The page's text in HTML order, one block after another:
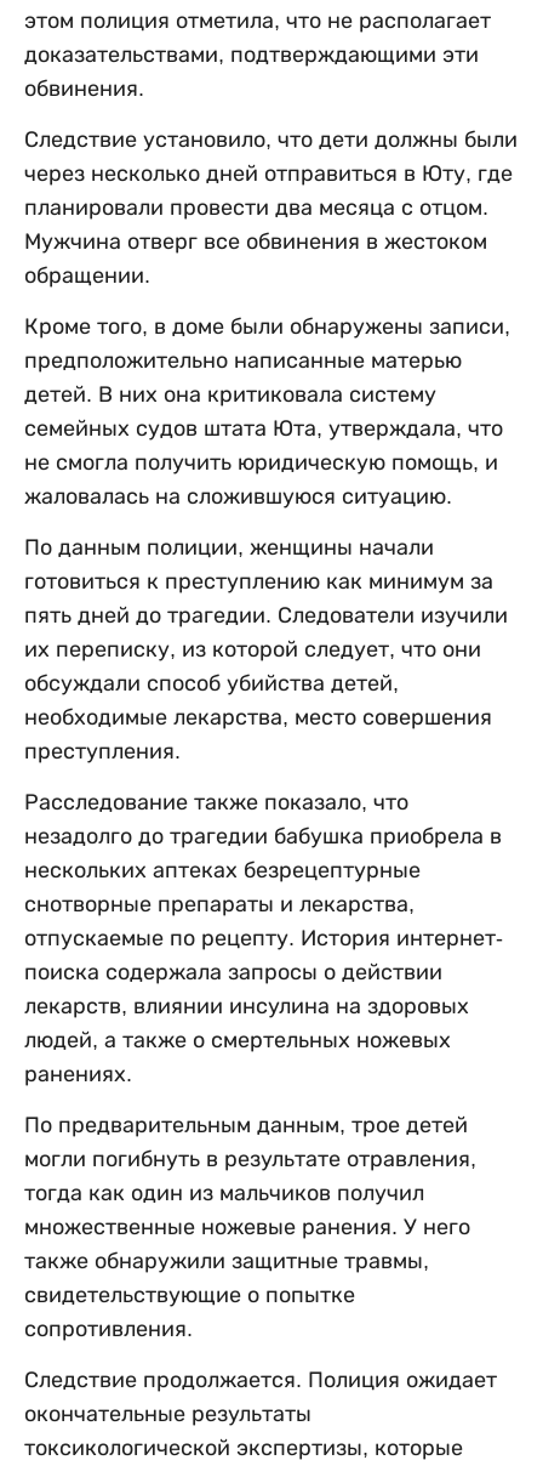
этом полиция отметила, что не располагает
доказательствами, подтверждающими эти
обвинения.
Следствие установило, что дети должны были
через несколько дней отправиться в Юту, где
планировали провести два месяца с отцом.
Мужчина отверг все обвинения в жестоком
обращении.
Кроме того, в доме были обнаружены записи,
предположительно написанные матерью
детей. В них она критиковала систему
семейных судов штата Юта, утверждала, что
не смогла получить юридическую помощь, и
жаловалась на сложившуюся ситуацию.
По данным полиции, женщины начали
готовиться к преступлению как минимум за
пять дней до трагедии. Следователи изучили
их переписку, из которой следует, что они
обсуждали способ убийства детей,
необходимые лекарства, место совершения
преступления.
Расследование также показало, что
незадолго до трагедии бабушка приобрела в
нескольких аптеках безрецептурные
снотворные препараты и лекарства,
отпускаемые по рецепту. История интернет-
поиска содержала запросы о действии
лекарств, влиянии инсулина на здоровых
людей, а также о смертельных ножевых
ранениях.
По предварительным данным, трое детей
могли погибнуть в результате отравления,
тогда как один из мальчиков получил
множественные ножевые ранения. У него
также обнаружили защитные травмы,
свидетельствующие о попытке
сопротивления.
Следствие продолжается. Полиция ожидает
окончательные результаты
токсикологической экспертизы, которые